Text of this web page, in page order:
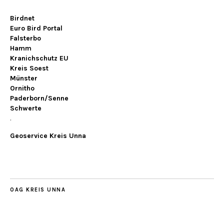
Birdnet
Euro Bird Portal
Falsterbo
Hamm
Kranichschutz EU
Kreis Soest
Münster
Ornitho
Paderborn/Senne
Schwerte
.
Geoservice Kreis Unna
OAG KREIS UNNA